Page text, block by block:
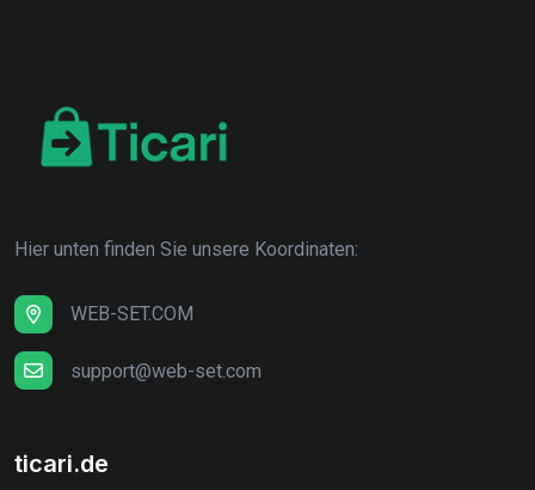
Hier unten finden Sie unsere Koordinaten:
WEB-SET.COM
support@web-set.com
ticari.de